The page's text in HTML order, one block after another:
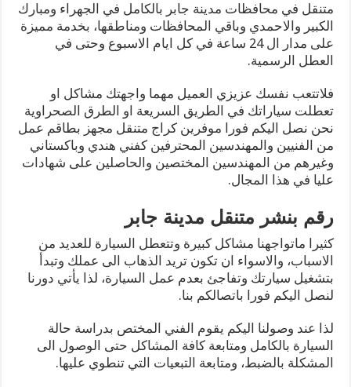
متنقل في محافظات مدينة جابر بالكامل في الجهراء ومبارك
الكبير والاحمدي وباقي المحافظات ومناطقها، بخدمة مميزة
على مدار ال 24 ساعة في كل ايام الاسبوع وحتى في
العطل الرسمية.
فلاتتعب نفسك عزيزي العميل مهما واجهتك مشاكل او
تعطلت سياراتك في الطريق السريعة او الطرق الصحراوية
نحن نصل اليكم فورا موفرين كراج متنقل مجهز بطاقم عمل
من الفنيين والمهندسين المحترفين كفني هندي وباكستاني
وغيرهم من المهندسين المختصين والحاصلين على شهادات
عليا في هذا المجال.
رقم بنشر متنقل مدينة جابر
كثيرا ماتواجهنا مشاكل كبيرة وتتعطل السيارة للعديد من
الاسباب، والاسواء ان تكون تريد الذهاب الى عملك وتبدأ
بتشغيل سيارتك وتفاجئ بعدم عمل السيارة، لذا يأتي دورنا
لنصل اليكم فورا باتصالكم بنا.
لذا عند وصولنا اليكم يقوم الفني المختص بدراسة حالة
السيارة بالكامل ومتابعة كافة المشاكل حتى الوصول الى
المشكلة بالضبط، ومتابعة التبعيات التي تنطوي عليها.